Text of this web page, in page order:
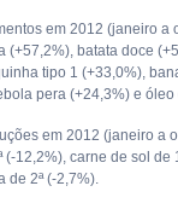
em 2012 (janeiro
(+57,2%), batata doce
tipo 1 (+33,0%),
pera (+24,3%) e
em 2012 (janeiro a
(-12,2%), carne de sol
de 2ª (-2,7%).